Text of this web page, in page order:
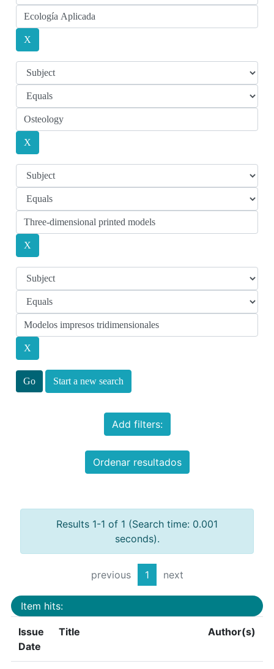
Start a new search
Add filters:
Ordenar resultados
Results 1-1 of 1 (Search time: 0.001
seconds).
previous 1 next
Item hits:
Issue
Date
Title Author(s)